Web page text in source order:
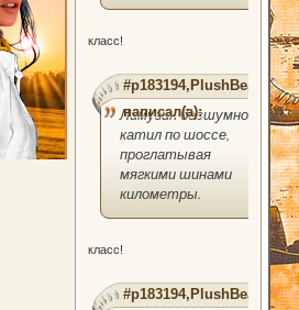
класс!
#p183194,PlushBear
написал(а):
Лимузин бесшумно
катил по шоссе,
проглатывая
мягкими шинами
километры.
класс!
#p183194,PlushBear